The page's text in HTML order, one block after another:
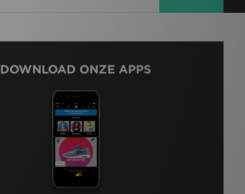
DOWNLOAD ONZE APPS